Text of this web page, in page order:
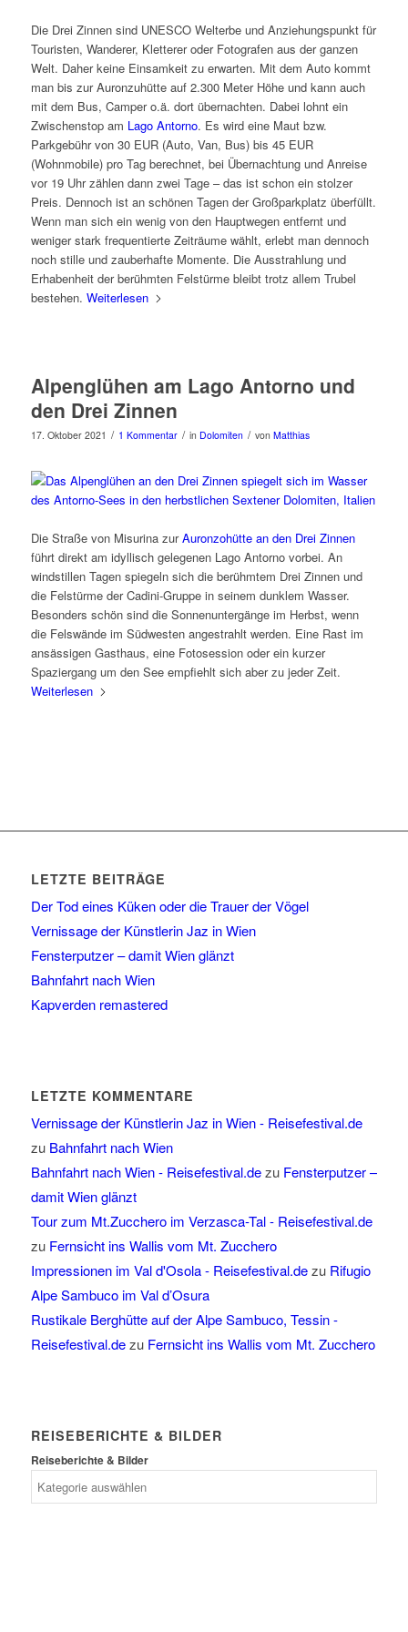
Die Drei Zinnen sind UNESCO Welterbe und Anziehungspunkt für
Touristen, Wanderer, Kletterer oder Fotografen aus der ganzen
Welt. Daher keine Einsamkeit zu erwarten. Mit dem Auto kommt
man bis zur Auronzuhütte auf 2.300 Meter Höhe und kann auch
mit dem Bus, Camper o.ä. dort übernachten. Dabei lohnt ein
Zwischenstop am Lago Antorno. Es wird eine Maut bzw.
Parkgebühr von 30 EUR (Auto, Van, Bus) bis 45 EUR
(Wohnmobile) pro Tag berechnet, bei Übernachtung und Anreise
vor 19 Uhr zählen dann zwei Tage – das ist schon ein stolzer
Preis. Dennoch ist an schönen Tagen der Großparkplatz überfüllt.
Wenn man sich ein wenig von den Hauptwegen entfernt und
weniger stark frequentierte Zeiträume wählt, erlebt man dennoch
noch stille und zauberhafte Momente. Die Ausstrahlung und
Erhabenheit der berühmten Felstürme bleibt trotz allem Trubel
bestehen. Weiterlesen
Alpenglühen am Lago Antorno und
den Drei Zinnen
17. Oktober 2021 / 1 Kommentar / in Dolomiten / von Matthias
Die Straße von Misurina zurAuronzohütte an den Drei Zinnen
führt direkt am idyllisch gelegenen Lago Antorno vorbei. An
windstillen Tagen spiegeln sich die berühmtem Drei Zinnen und
die Felstürme der Cadini-Gruppe in seinem dunklem Wasser.
Besonders schön sind die Sonnenuntergänge im Herbst, wenn
die Felswände im Südwesten angestrahlt werden. Eine Rast im
ansässigen Gasthaus, eine Fotosession oder ein kurzer
Spaziergang um den See empfiehlt sich aber zu jeder Zeit.
Weiterlesen
LETZTE BEITRÄGE
Der Tod eines Küken oder die Trauer der Vögel
Vernissage der Künstlerin Jaz in Wien
Fensterputzer – damit Wien glänzt
Bahnfahrt nach Wien
Kapverden remastered
LETZTE KOMMENTARE
Vernissage der Künstlerin Jaz in Wien - Reisefestival.de
zu Bahnfahrt nach Wien
Bahnfahrt nach Wien - Reisefestival.dezu Fensterputzer –
damit Wien glänzt
Tour zum Mt.Zucchero im Verzasca-Tal - Reisefestival.de
zu Fernsicht ins Wallis vom Mt. Zucchero
Impressionen im Val d'Osola - Reisefestival.dezu Rifugio
Alpe Sambuco im Val d’Osura
Rustikale Berghütte auf der Alpe Sambuco, Tessin -
Reisefestival.dezu Fernsicht ins Wallis vom Mt. Zucchero
REISEBERICHTE & BILDER
Reiseberichte & Bilder